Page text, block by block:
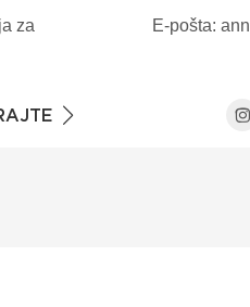
za
E-pošta:
NAS